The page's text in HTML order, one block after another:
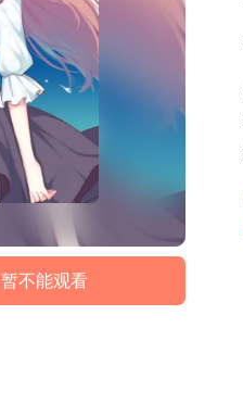
暂不能观看